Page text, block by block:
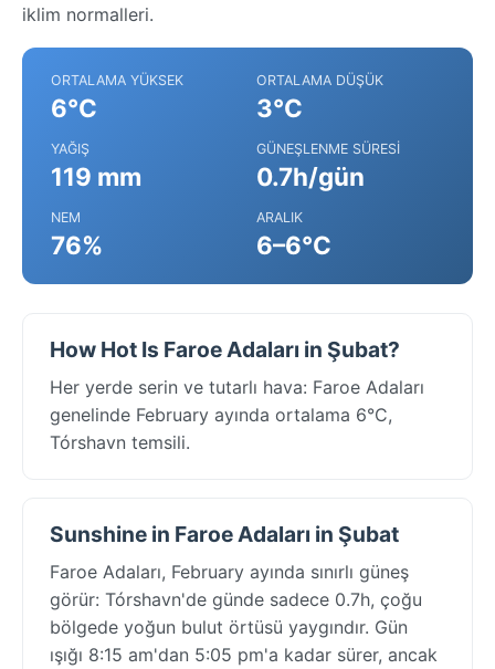
iklim normalleri.
ORTALAMA YÜKSEK
6°C
ORTALAMA DÜŞÜK
3°C
YAĞIŞ
119 mm
GÜNEŞLENME SÜRESI
0.7h/gün
NEM
76%
ARALIK
6–6°C
How Hot Is Faroe Adaları in Şubat?
Her yerde serin ve tutarlı hava: Faroe Adaları
genelinde February ayında ortalama 6°C,
Tórshavn temsili.
Sunshine in Faroe Adaları in Şubat
Faroe Adaları, February ayında sınırlı güneş
görür: Tórshavn'de günde sadece 0.7h, çoğu
bölgede yoğun bulut örtüsü yaygındır. Gün
ışığı 8:15 am'dan 5:05 pm'a kadar sürer, ancak